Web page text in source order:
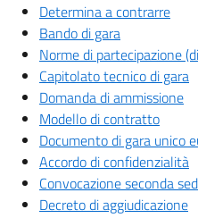
Determina a contrarre
Bando di gara
Norme di partecipazione
Capitolato tecnico di gara
Domanda di ammissione
Modello di contratto
Documento di gara unico
Accordo di confidenzialità
Convocazione seconda
Decreto di aggiudicazione